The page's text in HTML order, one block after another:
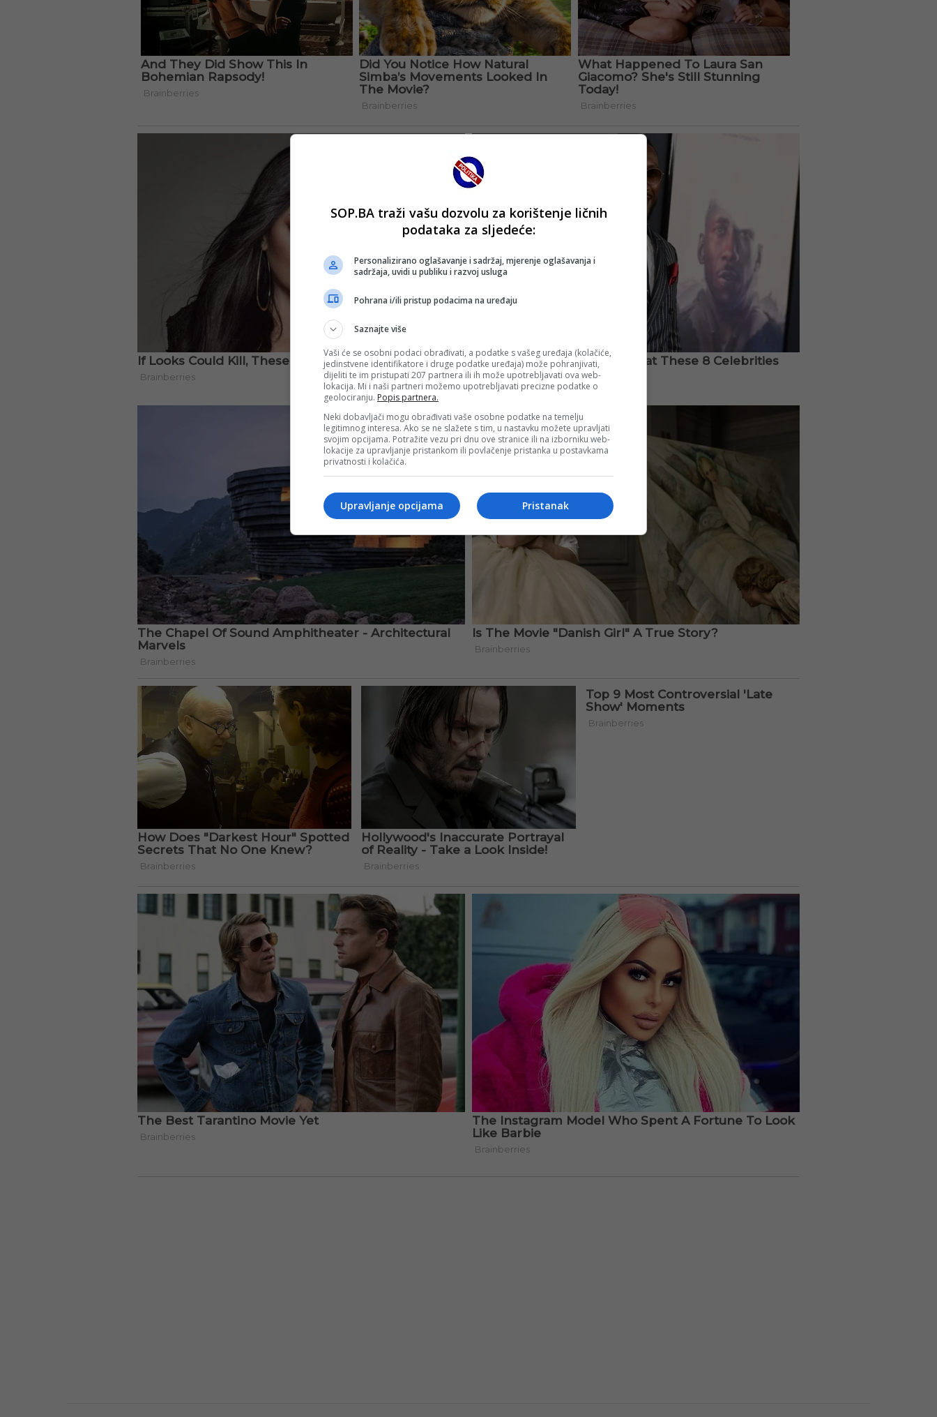
SOP.BA traži vašu dozvolu za korištenje ličnih
podataka za sljedeće:
Personalizirano oglašavanje i sadržaj, mjerenje oglašavanja i
sadržaja, uvidi u publiku i razvoj usluga
Pohrana i/ili pristup podacima na uređaju
Saznajte više
Vaši će se osobni podaci obrađivati, a podatke s vašeg uređaja (kolačiće,
jedinstvene identifikatore i druge podatke uređaja) može pohranjivati,
dijeliti te im pristupati 207 partnera ili ih može upotrebljavati ova web-
lokacija. Mi i naši partneri možemo upotrebljavati precizne podatke o
geolociranju. Popis partnera.
Neki dobavljači mogu obrađivati vaše osobne podatke na temelju
legitimnog interesa. Ako se ne slažete s tim, u nastavku možete upravljati
svojim opcijama. Potražite vezu pri dnu ove stranice ili na izborniku web-
lokacije za upravljanje pristankom ili povlačenje pristanka u postavkama
privatnosti i kolačića.
Pristanak
Upravljanje opcijama